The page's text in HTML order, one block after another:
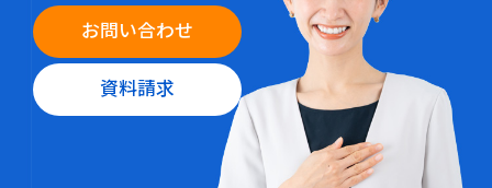
お問い合わせ
資料請求